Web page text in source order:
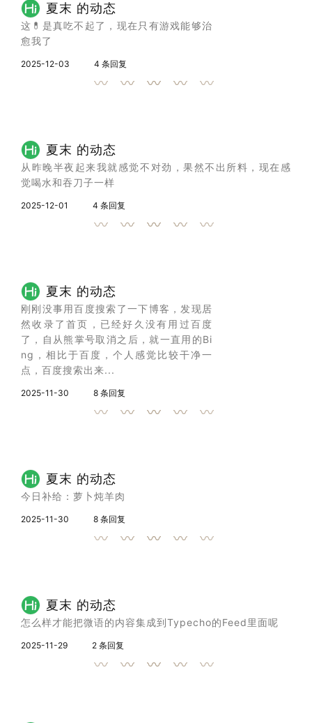
夏末 的动态
这💊是真吃不起了，现在只有游戏能够治
愈我了
2025-12-03 4 条回复
夏末 的动态
从昨晚半夜起来我就感觉不对劲，果然不出所料，现在感
觉喝水和吞刀子一样
2025-12-01 4 条回复
夏末 的动态
刚刚没事用百度搜索了一下博客，发现居
然收录了首页，已经好久没有用过百度
了，自从熊掌号取消之后，就一直用的Bi
ng，相比于百度，个人感觉比较干净一
点，百度搜索出来...
2025-11-30 8 条回复
夏末 的动态
今日补给：萝卜炖羊肉
2025-11-30 8 条回复
夏末 的动态
怎么样才能把微语的内容集成到Typecho的Feed里面呢
2025-11-29 2 条回复